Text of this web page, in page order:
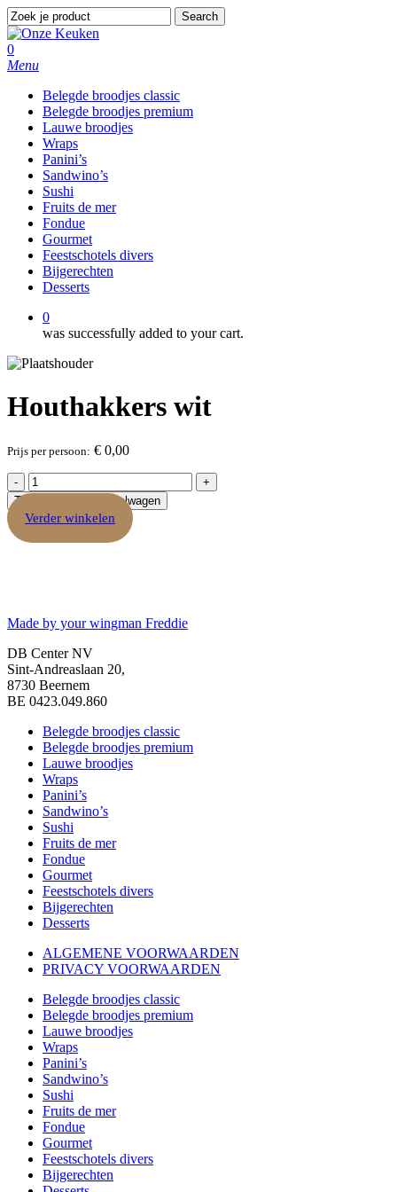
Skip
to
main
content
Search
Close
Search
0
Menu
Belegde broodjes classic
Belegde broodjes premium
Lauwe broodjes
Wraps
Panini’s
Sandwino’s
Sushi
Fruits de mer
Fondue
Gourmet
Feestschotels divers
Bijgerechten
Desserts
0
was successfully added to your cart.
Houthakkers wit
Prijs per persoon: € 0,00
Houthakkers
wit
aantal
Toevoegen aan winkelwagen
Verder winkelen
Made by your wingman Freddie
DB Center NV
Sint-Andreaslaan 20,
8730 Beernem
BE 0423.049.860
Belegde broodjes classic
Belegde broodjes premium
Lauwe broodjes
Wraps
Panini’s
Sandwino’s
Sushi
Fruits de mer
Fondue
Gourmet
Feestschotels divers
Bijgerechten
Desserts
ALGEMENE VOORWAARDEN
PRIVACY VOORWAARDEN
Close
Menu
Belegde broodjes classic
Belegde broodjes premium
Lauwe broodjes
Wraps
Panini’s
Sandwino’s
Sushi
Fruits de mer
Fondue
Gourmet
Feestschotels divers
Bijgerechten